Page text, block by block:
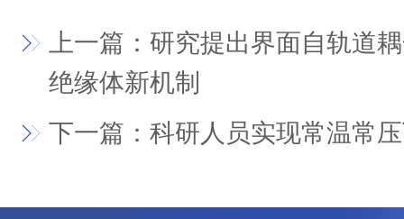
上一篇：研究提出界面自轨道
绝缘体新机制
下一篇：科研人员实现常温常